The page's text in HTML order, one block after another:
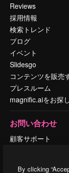
Reviews
採用情報
検索トレンド
ブログ
イベント
Slidesgo
コンテンツを販売
プレスルーム
magnific.aiをお探
お問い合わせ
顧客サポート
By clicking